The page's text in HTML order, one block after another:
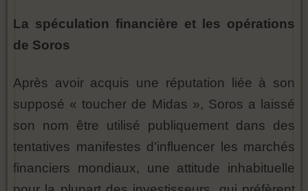
La spéculation financière et les opérations
de Soros
Après avoir acquis une réputation liée à son
supposé « toucher de Midas », Soros a laissé
son nom être utilisé publiquement dans des
tentatives manifestes d’influencer les marchés
financiers mondiaux, une attitude inhabituelle